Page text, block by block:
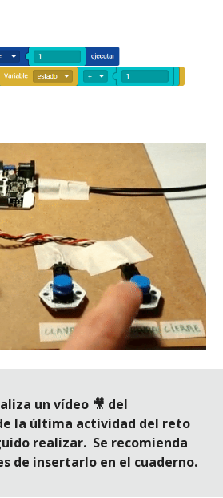
un vídeo 🎥 del
la última actividad del reto
de insertarlo en el cuaderno.